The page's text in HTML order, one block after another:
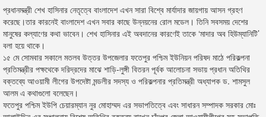
প্রধানমন্ত্রী শেখ হাসিনার নেতৃত্বে বাংলাদেশ এখন সারা বিশ্বে মার্যাদার জায়গায় আসন গ্রহণ
করেছে।তার কারনেই বাংলাদেশ এখন সবার কাছে উন্নয়নের রোল মডেল। তিনি সবসময় দেশের
মানুষের কল্যাণের কথা ভাবেন। শেখ হাসিনার এই অবদানের কারণেই তাকে ‘মাদার অব হিউম্যানিটি’
বলা হয়ে থাকে।
১৫ মে সোমবার সকালে মতলব উত্তর উপজেলার ফতেপুর পশ্চিম ইউনিয়ন পরিষদ মাঠে পরিকল্পনা
প্রতিমন্ত্রীর পক্ষথেকে দরিদ্রদের মাঝে শাড়ি-লুঙ্গী বিতরন পূর্বক আলোচনা সভায় প্রধান অতিথির
বক্তব্যে আওয়ামী লীগের উপদেষ্টা মন্ডলীর সদস্য ও পরিকল্পনার প্রতিমন্ত্রী অধ্যাপক ড. শামসুল
আলম এ কথাগুলো বলেছেন।
ফতেপুর পশ্চিম ইউপি চেয়ারম্যান নুর মোহাম্মদ এর সভাপতিত্বে এবং সাধারন সম্পাদক সরকার মোঃ